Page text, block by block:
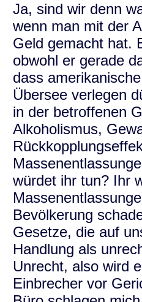
Ja, sind wir denn
wenn man mit der
Geld gemacht hat.
obwohl er gerade
dass
Übersee verlegen
in der betroffenen
Alkoholismus,
würdet ihr tun? Ihr
Bevölkerung
Gesetze, die auf
Handlung als
Unrecht, also wird
Einbrecher vor